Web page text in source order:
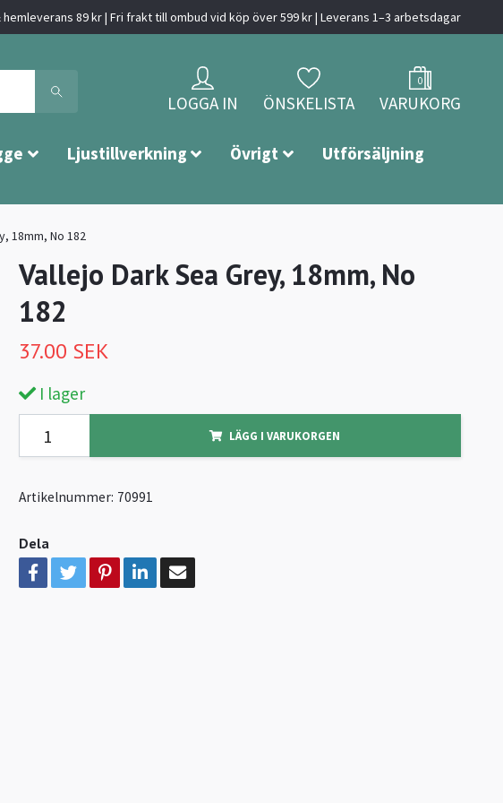
89 kr | Fri frakt till ombud vid köp över 599 kr | Leverans 1–3 arbetsdagar
LOGGA IN ÖNSKELISTA
0
VARUKORG
Ljustillverkning Övrigt Utförsäljning
18mm, No 182
Vallejo Dark Sea Grey, 18mm, No
182
37.00 SEK
I lager
LÄGG I VARUKORGEN
Artikelnummer: 70991
Dela